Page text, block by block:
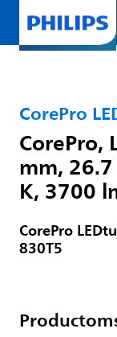
CorePro
CorePro,
mm,
K, 3700
CorePro
830T5